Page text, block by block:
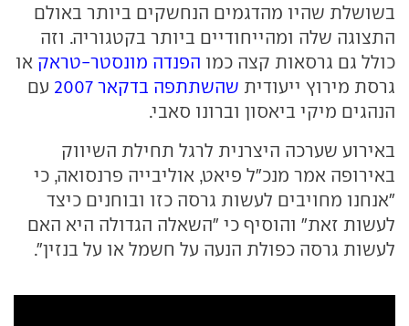
בשושלת שהיו מהדגמים הנחשקים ביותר באולם
התצוגה שלה ומהייחודיים ביותר בקטגוריה. וזה
כולל גם גרסאות קצה כמו הפנדה מונסטר-טראק או
גרסת מירוץ ייעודית שהשתתפה בדקאר 2007
עם
הנהגים מיקי ביאסון וברונו סאבי.
באירוע שערכה היצרנית לרגל תחילת השיווק
באירופה אמר מנכ"ל פיאט, אוליבייה פרנסואה, כי
"אנחנו מחויבים לעשות גרסה כזו ובוחנים כיצד
לעשות זאת" והוסיף כי "השאלה הגדולה היא האם
לעשות גרסה כפולת הנעה על חשמל או על בנזין".